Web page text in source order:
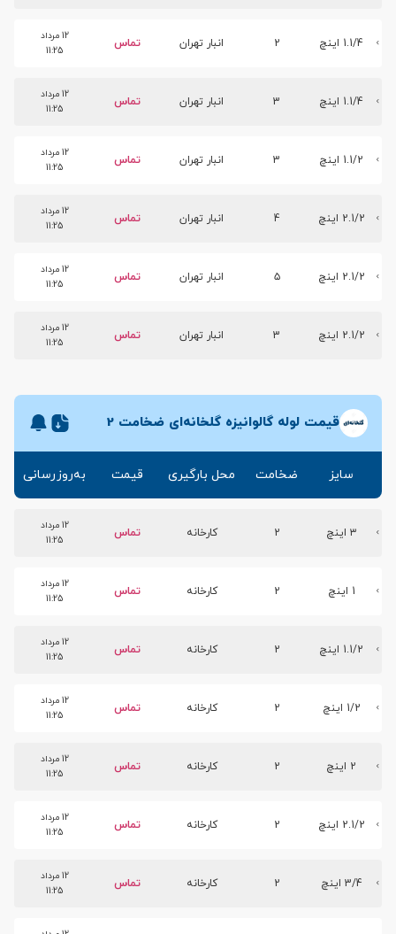
1.1/4 اینچ 2 انبار تهران تماس
12 مرداد
11:25
1.1/4 اینچ 3 انبار تهران تماس
12 مرداد
11:25
1.1/2 اینچ 3 انبار تهران تماس
12 مرداد
11:25
2.1/2 اینچ 4 انبار تهران تماس
12 مرداد
11:25
2.1/2 اینچ ۵ انبار تهران تماس
12 مرداد
11:25
2.1/2 اینچ 3 انبار تهران تماس
12 مرداد
11:25
قیمت لوله گالوانیزه گلخانه‌ای ضخامت 2
سایز ضخامت محل بارگیری قیمت به‌روزرسانی
۳ اینچ 2 کارخانه تماس
12 مرداد
11:25
1 اینچ 2 کارخانه تماس
12 مرداد
11:25
1.1/2 اینچ 2 کارخانه تماس
12 مرداد
11:25
1/2 اینچ 2 کارخانه تماس
12 مرداد
11:25
2 اینچ 2 کارخانه تماس
12 مرداد
11:25
2.1/2 اینچ 2 کارخانه تماس
12 مرداد
11:25
3/4 اینچ 2 کارخانه تماس
12 مرداد
11:25